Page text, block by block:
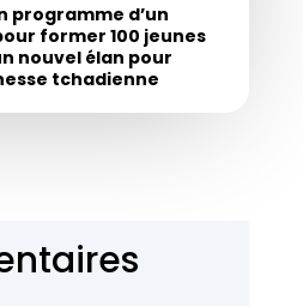
programme d’un
former 100 jeunes
nouvel élan pour
tchadienne